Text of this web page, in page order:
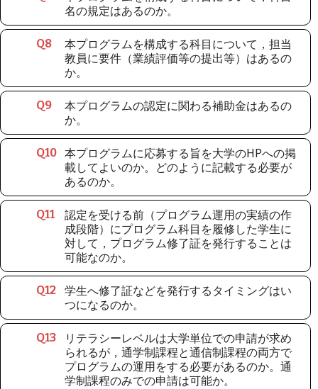
名の規定はあるのか。
Q8
本プログラムを構成する科目について，担当
教員に要件（業績評価等の提出等）はあるの
か。
Q9
本プログラムの認定に関わる補助金はあるの
か。
Q10 本プログラムに応募する旨を大学のHPへの掲
載してよいのか。どのように記載する必要が
あるのか。
Q11
認定を受ける前（プログラム運用の実績の作
成段階）にプログラム科目を履修した学生に
対して，プログラム修了証を発行することは
可能なのか。
Q12
学生へ修了証などを発行するタイミングはい
つになるのか。
Q13
リテラシーレベルは大学単位での申請が求め
られるが，通学制課程と通信制課程の両方で
プログラムの運用をする必要があるのか。通
学制課程のみでの申請は可能か。